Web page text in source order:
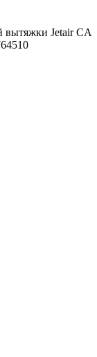
вытяжки Jetair CA